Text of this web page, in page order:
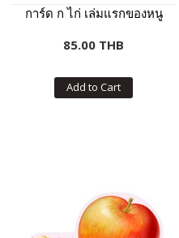
การ์ด ก ไก่ เล่มแรกของหนู
85.00 THB
Add to Cart